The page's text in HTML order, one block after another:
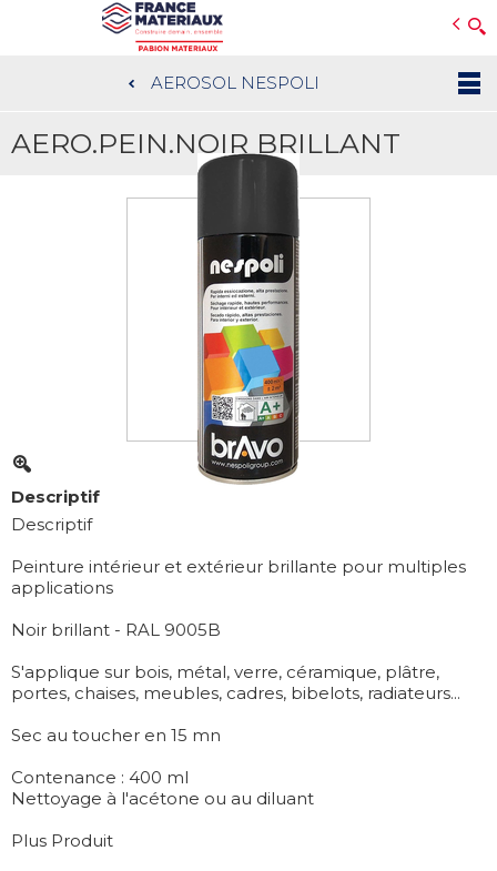
contenu
AEROSOL NESPOLI
AERO.PEIN.NOIR BRILLANT
Descriptif
Descriptif
Peinture intérieur et extérieur brillante pour multiples
applications
Noir brillant - RAL 9005B
S'applique sur bois, métal, verre, céramique, plâtre,
portes, chaises, meubles, cadres, bibelots, radiateurs...
Sec au toucher en 15 mn
Contenance : 400 ml
Nettoyage à l'acétone ou au diluant
Plus Produit